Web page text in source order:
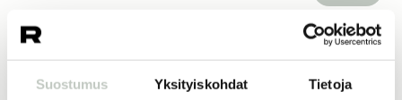
Suostumus Yksityiskohdat Tietoja
ROOTS online 1 vk
Tilaa